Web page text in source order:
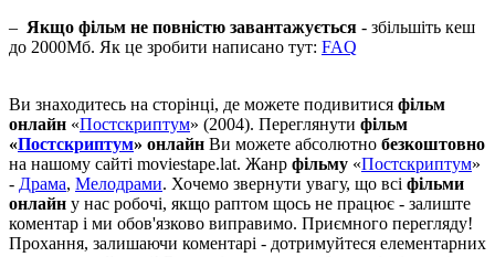
– Якщо фільм не повністю завантажується - збільшіть кеш
до 2000Мб. Як це зробити написано тут: FAQ
Ви знаходитесь на сторінці, де можете подивитися фільм
онлайн «Постскриптум» (2004). Переглянути фільм
«Постскриптум» онлайн Ви можете абсолютно безкоштовно
на нашому сайті moviestape.lat. Жанр фільму «Постскриптум»
- Драма, Мелодрами. Хочемо звернути увагу, що всі фільми
онлайн у нас робочі, якщо раптом щось не працює - залиште
коментар і ми обов'язково виправимо. Приємного перегляду!
Прохання, залишаючи коментарі - дотримуйтеся елементарних